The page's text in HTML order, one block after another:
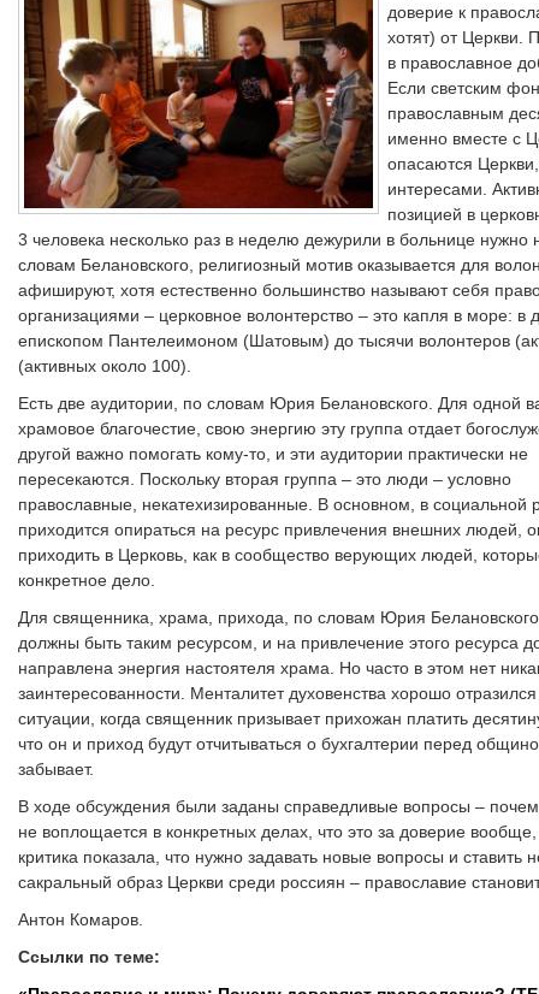
доверие к
хотят) от Церкви.
в православное
Если светским
православным
именно вместе с
опасаются
интересами.
позицией в
3 человека несколько раз в неделю дежурили в больнице
словам Белановского, религиозный мотив оказывается для
афишируют, хотя естественно большинство называют себя
организациями – церковное волонтерство – это капля в море:
епископом Пантелеимоном (Шатовым) до тысячи волонтеров
(активных около 100).
Есть две аудитории, по словам Юрия Белановского. Для одной
храмовое благочестие, свою энергию эту группа отдает
другой важно помогать кому-то, и эти аудитории практически не
пересекаются. Поскольку вторая группа – это люди – условно
православные, некатехизированные. В основном, в социальной
приходится опираться на ресурс привлечения внешних людей,
приходить в Церковь, как в сообщество верующих людей,
конкретное дело.
Для священника, храма, прихода, по словам Юрия
должны быть таким ресурсом, и на привлечение этого ресурса
направлена энергия настоятеля храма. Но часто в этом нет
заинтересованности. Менталитет духовенства хорошо
ситуации, когда священник призывает прихожан платить
что он и приход будут отчитываться о бухгалтерии перед
забывает.
В ходе обсуждения были заданы справедливые вопросы –
не воплощается в конкретных делах, что это за доверие
критика показала, что нужно задавать новые вопросы и ставить
сакральный образ Церкви среди россиян – православие
Антон Комаров.
Ссылки по теме: